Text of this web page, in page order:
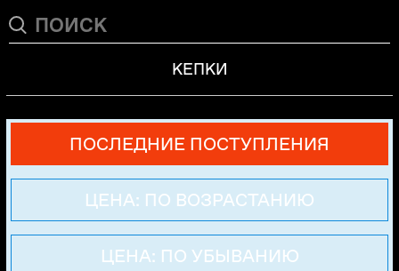
КЕПКИ
ПОСЛЕДНИЕ ПОСТУПЛЕНИЯ
ЦЕНА: ПО ВОЗРАСТАНИЮ
ЦЕНА: ПО УБЫВАНИЮ